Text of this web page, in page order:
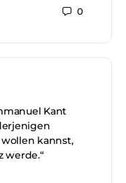
0
Kant
kannst,
werde.“